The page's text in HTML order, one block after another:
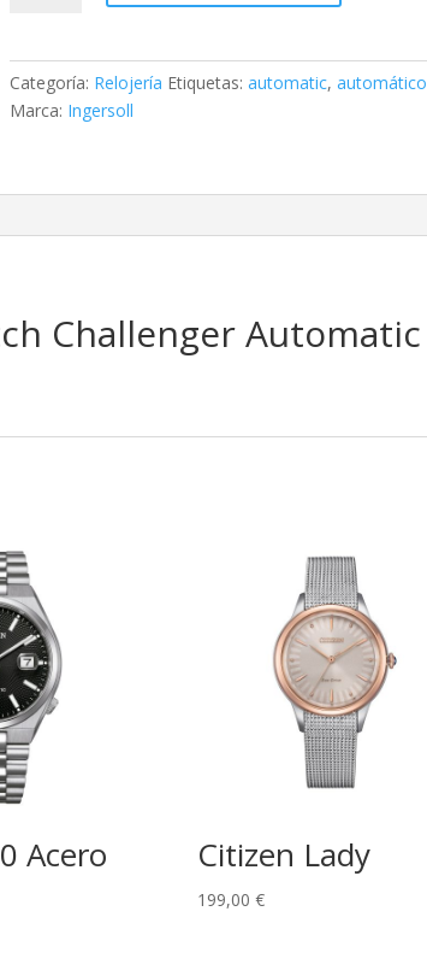
Categoría: Relojería Etiquetas:automatic,automático
Marca: Ingersoll
Challenger Automatic
Acero Citizen Lady
199,00 €